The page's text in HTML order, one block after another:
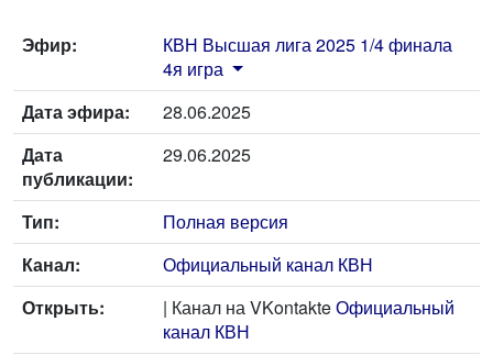
Эфир:
КВН Высшая лига 2025 1/4 финала
4я игра
Дата эфира:
28.06.2025
Дата
публикации:
29.06.2025
Тип:
Полная версия
Канал:
Официальный канал КВН
Открыть:
| Канал на VKontakteОфициальный
канал КВН